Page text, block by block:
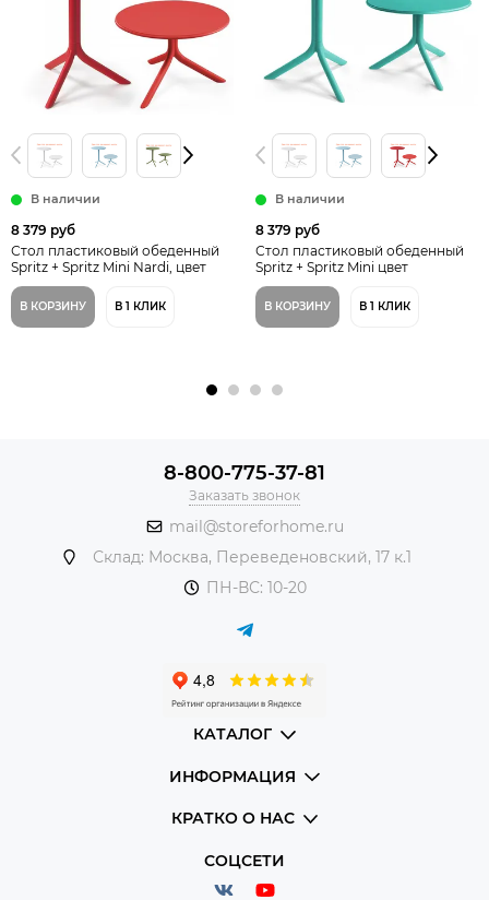
В наличии
8 379 руб
Стол пластиковый обеденный
Spritz + Spritz Mini Nardi, цвет
красный
В КОРЗИНУ В 1 КЛИК
В наличии
8 379 руб
Стол пластиковый обеденный
Spritz + Spritz Mini цвет
ментоловый
В КОРЗИНУ В 1 КЛИК
8-800-775-37-81
Заказать звонок
mail@storeforhome.ru
Склад: Москва, Переведеновский, 17 к.1
ПН-ВС: 10-20
КАТАЛОГ
ИНФОРМАЦИЯ
КРАТКО О НАС
СОЦСЕТИ